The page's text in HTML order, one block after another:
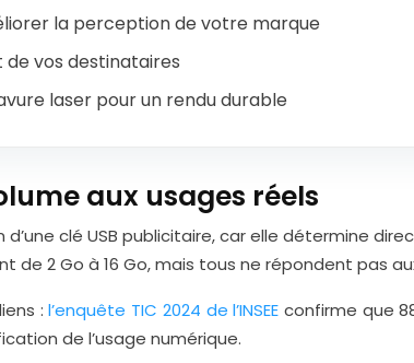
la perception de votre marque
de vos destinataires
laser pour un rendu durable
aux usages réels
clé USB publicitaire, car elle détermine
2 Go à 16 Go, mais tous ne répondent pas
:l’enquête TIC 2024 de l’INSEE confirme que
de l’usage numérique.